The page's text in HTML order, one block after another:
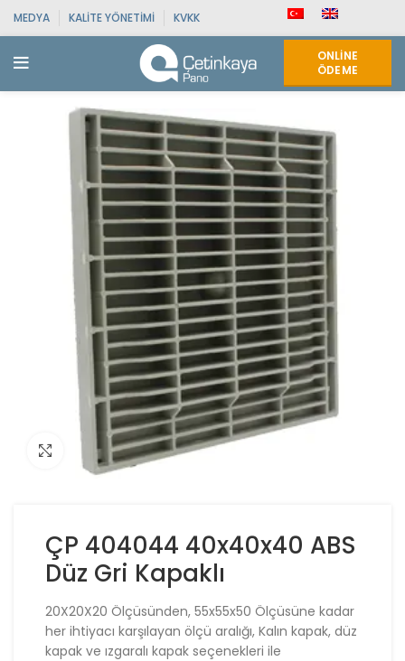
MEDYA KALITE YÖNETIMI KVKK
ONLINE
ÖDEME
Click to enlarge
ÇP 404044 40x40x40 ABS
Düz Gri Kapaklı
20X20X20 Ölçüsünden, 55x55x50 Ölçüsüne kadar
her ihtiyacı karşılayan ölçü aralığı, Kalın kapak, düz
kapak ve ızgaralı kapak seçenekleri ile